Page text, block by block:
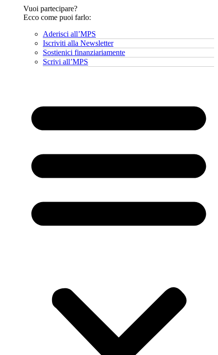
Vuoi partecipare?
Ecco come puoi farlo:
Aderisci all’MPS
Iscriviti alla Newsletter
Sostienici finanziariamente
Scrivi all’MPS